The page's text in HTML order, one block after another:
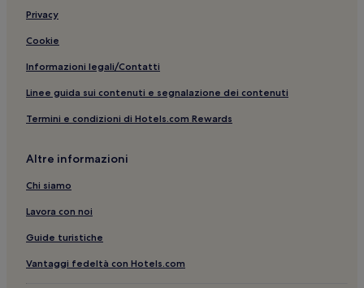
Cortina d'Ampezzo: hotel
Padova: Appartamenti
Padova: Guest house
Padova: B&B
Padova: Hotel economici
Mogliano Veneto: B&B
Peschiera del Garda: Appartamenti
Peschiera del Garda: Campeggi
Peschiera del Garda: Guest house
Peschiera del Garda: B&B
Peschiera del Garda: Hotel economici
Privacy
Cookie
Informazioni legali/Contatti
Linee guida sui contenuti e segnalazione dei contenuti
Termini e condizioni di Hotels.com Rewards
Altre informazioni
Chi siamo
Lavora con noi
Guide turistiche
Vantaggi fedeltà con Hotels.com